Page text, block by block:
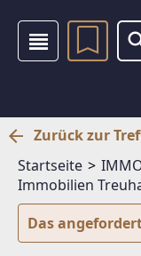
Zurück zur
Startseite
Immobilien
Das